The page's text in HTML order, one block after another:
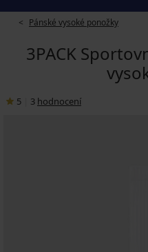
Pánské vysoké ponožky
3PACK
5 3 hodnocení